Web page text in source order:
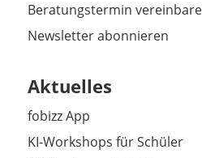
Beratungstermin
Newsletter abonnieren
Aktuelles
fobizz App
KI-Workshops für Schüler